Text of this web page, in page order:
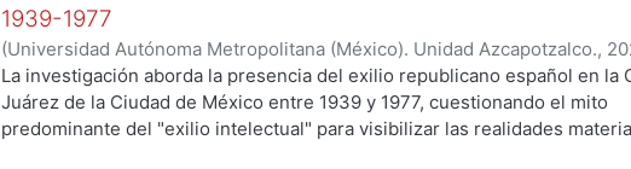
1939-1977
(Universidad Autónoma Metropolitana (México). Unidad Azcapotzalco.,
Santos Hernández, María Belén
La investigación aborda la presencia del exilio republicano español en la
Juárez de la Ciudad de México entre 1939 y 1977, cuestionando el mito
predominante del "exilio intelectual" para visibilizar las realidades